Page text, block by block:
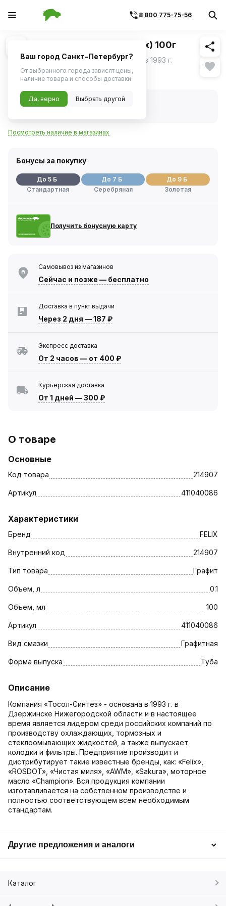
8 800 775-75-56
1/1 Похожие
Смазка графитовая туба (Felix) 100г
Компания «Тосол-Синтез» - основана в 1993 г.
95 ₽
В наличии
Код товара:214907
Посмотреть наличие в магазинах
Бонусы за покупку
До 5 Б
Стандартная
До 7 Б
Серебряная
До 9 Б
Золотая
Получить бонусную карту
Самовывоз из магазинов
Сейчас и позже — бесплатно
Доставка в пункт выдачи
Через 2 дня —187 ₽
Экспресс доставка
От 2 часов — от 400 ₽
Курьерская доставка
От 1 дней —300 ₽
О товаре
Основные
Код товара 214907
Артикул 411040086
Характеристики
Бренд FELIX
Внутренний код 214907
Тип товара Графит
Объем, л 0.1
Объем, мл 100
Артикул 411040086
Вид смазки Графитная
Форма выпуска Туба
Описание
Компания «Тосол-Синтез» - основана в 1993 г. в
Дзержинске Нижегородской области и в настоящее
время является лидером среди российских компаний по
производству охлаждающих, тормозных и
стеклоомывающих жидкостей, а также выпускает
колодки и фильтры. Предприятие производит и
дистрибутирует такие известные бренды, как: «Felix»,
«ROSDOT», «Чистая миля», «AWM», «Sakura», моторное
масло «Champion». Вся продукция компании
изготавливается на собственном производстве и
полностью соответствующем всем необходимым
стандартам.
Другие предложения и аналоги
Каталог
Ваш город Санкт-Петербург?
От выбранного города зависят цены,
наличие товара и способы доставки
Да, верно Выбрать другой